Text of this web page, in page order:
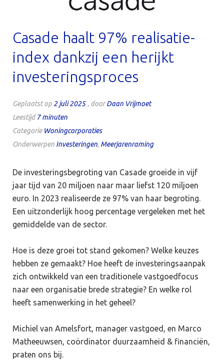
Casade haalt 97% realisatie-
index dankzij een herijkt
investeringsproces
Geplaatst op 2 juli 2025 , doorDaan Vrijmoet
Leestijd 7minuten
Categorie Woningcorporaties
Onderwerpen Investeringen, Meerjarenraming
De investeringsbegroting van Casade groeide in vijf
jaar tijd van 20 miljoen naar maar liefst 120 miljoen
euro. In 2023 realiseerde ze 97% van haar begroting.
Een uitzonderlijk hoog percentage vergeleken met het
gemiddelde van de sector.
Hoe is deze groei tot stand gekomen? Welke keuzes
hebben ze gemaakt? Hoe heeft de investeringsaanpak
zich ontwikkeld van een traditionele vastgoedfocus
naar een organisatie brede strategie? En welke rol
heeft samenwerking in het geheel?
Michiel van Amelsfort, manager vastgoed, en Marco
Matheeuwsen, coördinator duurzaamheid & financiën,
praten ons bij.